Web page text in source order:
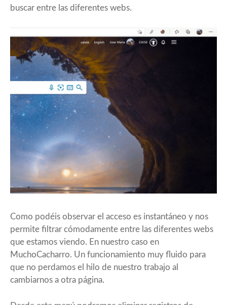
buscar entre las diferentes webs.
Como podéis observar el acceso es instantáneo y nos
permite filtrar cómodamente entre las diferentes webs
que estamos viendo. En nuestro caso en
MuchoCacharro. Un funcionamiento muy fluido para
que no perdamos el hilo de nuestro trabajo al
cambiarnos a otra página.